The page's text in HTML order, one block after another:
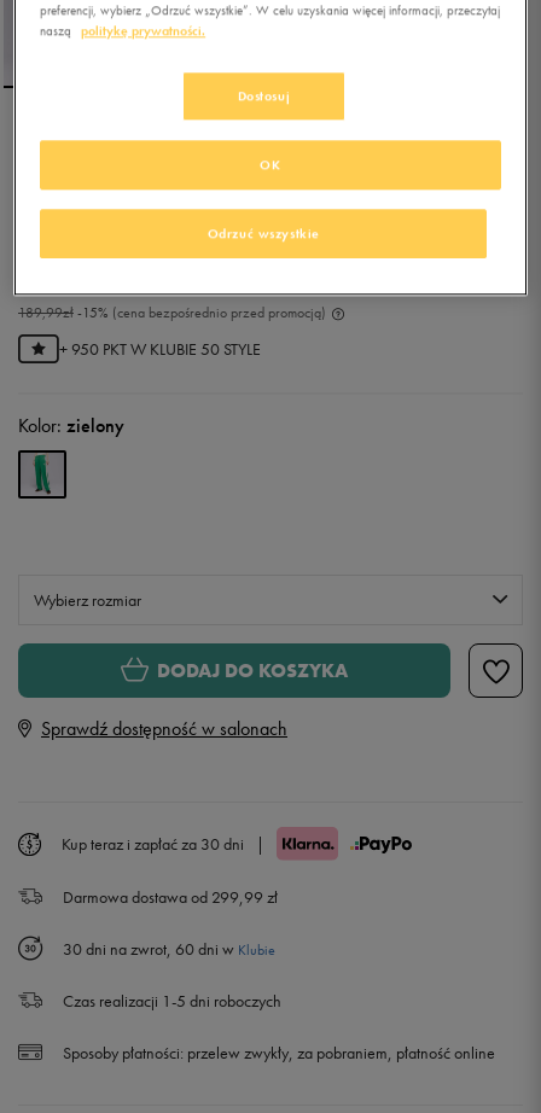
PUMA SPODNIE ICONIC
T7 STRAIGHT LEG TRACK
189,99zł-15% (cena bezpośrednio przed promocją)
161,49złz Vat
+ 950 PKT W KLUBIE 50 STYLE
Kolor: zielony
Wybierz rozmiar
Powiadom o dostępności
S
DODAJ DO KOSZYKA
Sprawdź dostępność w salonach
Kup teraz i zapłać za 30 dni |
Darmowa dostawa od 299,99 zł
30 dni na zwrot, 60 dni w Klubie
Czas realizacji 1-5 dni roboczych
Sposoby płatności: przelew zwykły, za pobraniem, płatność online
preferencji, wybierz „Odrzuć wszystkie”. W celu uzyskania więcej informacji, przeczytaj
naszą
politykę prywatności.
Dostosuj
Odrzuć wszystkie
OK